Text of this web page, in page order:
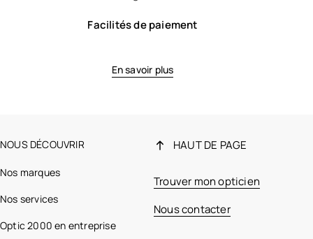
Facilités de paiement
En savoir plus
NOUS DÉCOUVRIR
Nos marques
Nos services
Optic 2000 en entreprise
HAUT DE PAGE
Trouver mon opticien
Nous contacter